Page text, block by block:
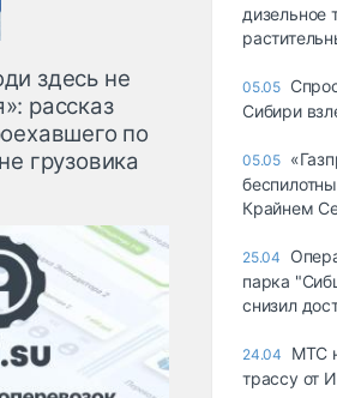
здесь не
рассказ
по
грузовика
дизельное
05.05
Сибири
05.05
Крайнем
25.04
парка
снизил
24.04
МТС
трассу от